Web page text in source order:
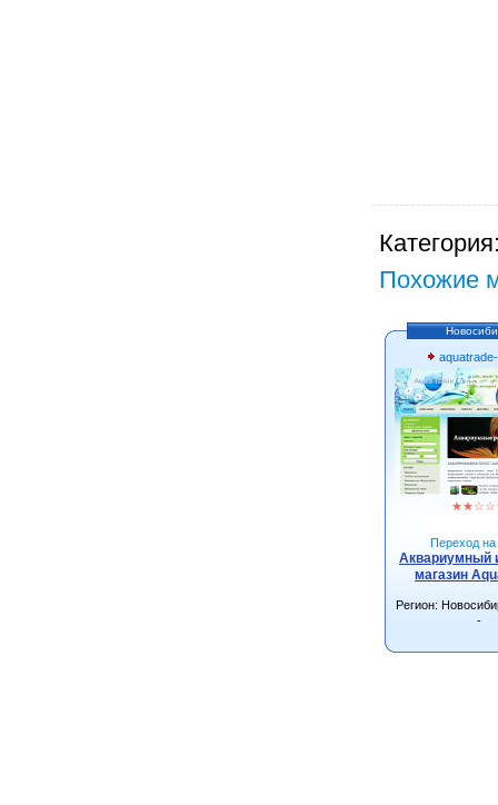
Похожие
★★☆☆
Переход на
Аквариумный
магазин
Регион:
-